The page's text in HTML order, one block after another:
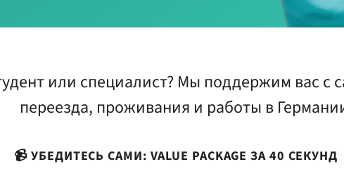
или специалист? Мы поддержим вас с
переезда, проживания и работы в
📹 УБЕДИТЕСЬ САМИ: VALUE PACKAGE ЗА 40 СЕКУНД